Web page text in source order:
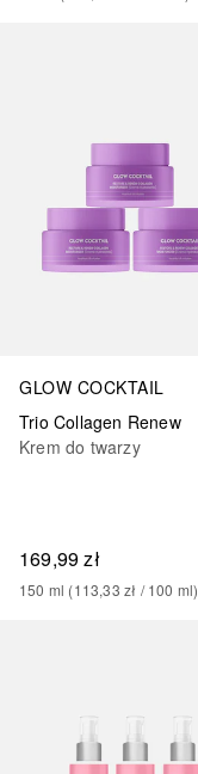
GLOW COCKTAIL
Trio Collagen Renew
Krem do twarzy
169,99 zł
150 ml (113,33 zł / 100 ml)